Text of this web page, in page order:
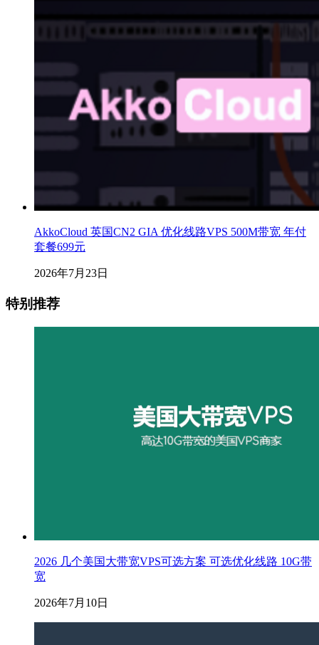
AkkoCloud 英国CN2 GIA 优化线路VPS 500M带宽 年付
套餐699元
2026年7月23日
特别推荐
2026 几个美国大带宽VPS可选方案 可选优化线路 10G带
宽
2026年7月10日